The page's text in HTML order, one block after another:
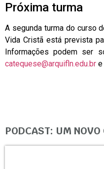
Próxima turma
A segunda turma do curso
Vida Cristã está prevista
Informações podem ser
catequese@arquifln.edu.br e
PODCAST: UM